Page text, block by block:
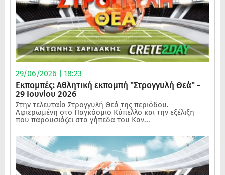
29/06/2026 | 18:23
Εκπομπές: Αθλητική εκπομπή "Στρογγυλή Θεά" -
29 Ιουνίου 2026
Στην τελευταία Στρογγυλή Θεά της περιόδου.
Αφιερωμένη στο Παγκόσμιο Κύπελλο και την εξέλιξη
που παρουσιάζει στα γήπεδα του Καν...